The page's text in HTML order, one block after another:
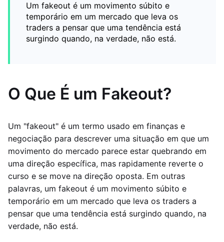
Um fakeout é um movimento súbito e
temporário em um mercado que leva os
traders a pensar que uma tendência está
surgindo quando, na verdade, não está.
O Que É um Fakeout?
Um "fakeout" é um termo usado em finanças e
negociação para descrever uma situação em que um
movimento do mercado parece estar quebrando em
uma direção específica, mas rapidamente reverte o
curso e se move na direção oposta. Em outras
palavras, um fakeout é um movimento súbito e
temporário em um mercado que leva os traders a
pensar que uma tendência está surgindo quando, na
verdade, não está.